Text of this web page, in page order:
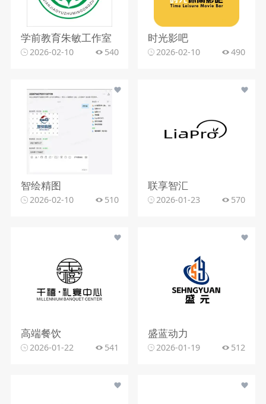
学前教育朱敏工作室
2026-02-10 540
时光影吧
2026-02-10 490
智绘精图
2026-02-10 510
联享智汇
2026-01-23 570
高端餐饮
2026-01-22 541
盛蓝动力
2026-01-19 512